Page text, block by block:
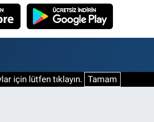
için lütfen tıklayın. Tamam